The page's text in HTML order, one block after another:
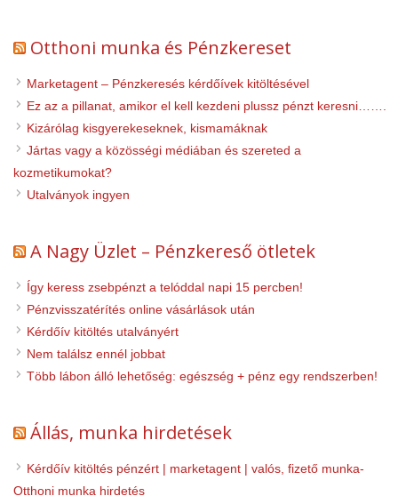
Otthoni munka és Pénzkereset
Marketagent – Pénzkeresés kérdőívek kitöltésével
Ez az a pillanat, amikor el kell kezdeni plussz pénzt keresni…….
Kizárólag kisgyerekeseknek, kismamáknak
Jártas vagy a közösségi médiában és szereted a
kozmetikumokat?
Utalványok ingyen
A Nagy Üzlet – Pénzkereső ötletek
Így keress zsebpénzt a telóddal napi 15 percben!
Pénzvisszatérítés online vásárlások után
Kérdőív kitöltés utalványért
Nem találsz ennél jobbat
Több lábon álló lehetőség: egészség + pénz egy rendszerben!
Állás, munka hirdetések
Kérdőív kitöltés pénzért | marketagent | valós, fizető munka-
Otthoni munka hirdetés